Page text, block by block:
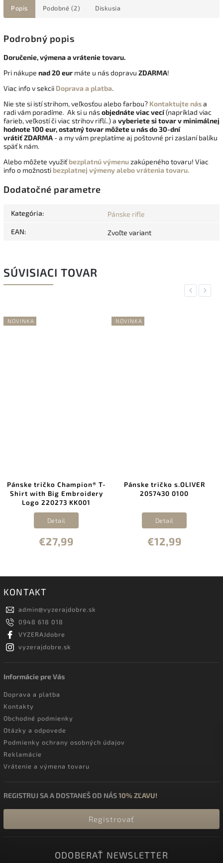
Popis Podobné (2) Diskusia
Podrobný popis
Doručenie, výmena a vrátenie tovaru.
Pri nákupe nad 20 eur máte u nás dopravu ZDARMA!
Viac info v sekcii Doprava a platba.
Nie ste si istí strihom, veľkosťou alebo farbou? Kontaktujte nása
radi vám poradíme. Ak si u násobjednáte viac vecí(napríklad viac
farieb, veľkostí či viac strihov riflí..) a vyberiete si tovar v minimálnej
hodnote 100 eur, ostatný tovar môžete u nás do 30-dní
vrátiťZDARMA - a my vám preplatíme aj poštovné pri zaslaní balíku
späť k nám.
Alebo môžete využiť bezplatnú výmenuzakúpeného tovaru! Viac
info o možnosti bezplatnej výmeny alebo vrátenia tovaru.
Dodatočné parametre
Kategória: Pánske rifle
EAN: Zvoľte variant
SÚVISIACI TOVAR
Previous
NOVINKA
Pánske tričko Champion® T-
Shirt with Big Embroidery
Logo 220273 KK001
€27,99
Detail
NOVINKA
Pánske tričko s.OLIVER
2057430 0100
€12,99
Detail
Next
KONTAKT
admin@vyzerajdobre.sk
0948 618 018
VYZERAJdobre
vyzerajdobre.sk
Informácie pre Vás
Doprava a platba
Kontakty
Obchodné podmienky
Otázky a odpovede
Podmienky ochrany osobných údajov
Reklamácie
Vrátenie a výmena tovaru
REGISTRUJ SA A DOSTANEŠ OD NÁS10% ZĽAVU!
Registrovať
ODOBERAŤ NEWSLETTER